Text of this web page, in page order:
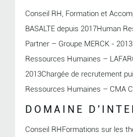
Conseil RH, Formation et
BASALTE depuis 2017Human
Partner – Groupe MERCK -
Ressources Humaines –
2013Chargée de recrutement
Ressources Humaines – CMA
DOMAINE
Conseil RHFormations sur les